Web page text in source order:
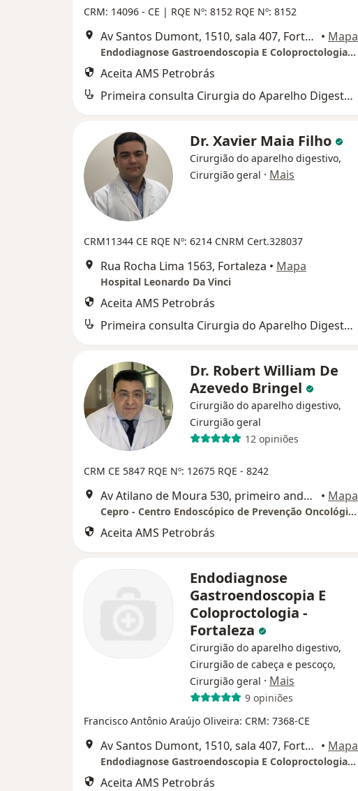
CRM: 14096 - CE | RQE Nº: 8152 RQE Nº: 8152
Av Santos Dumont, 1510, sala 407, Fortaleza • Mapa
Endodiagnose Gastroendoscopia E Coloproctologia - Fortaleza
Aceita AMS Petrobrás
Primeira consulta Cirurgia do Aparelho Digestivo
Dr. Xavier Maia Filho
Cirurgião do aparelho digestivo,
Cirurgião geral · Mais
CRM11344 CE RQE Nº: 6214 CNRM Cert.328037
Rua Rocha Lima 1563, Fortaleza • Mapa
Hospital Leonardo Da Vinci
Aceita AMS Petrobrás
Primeira consulta Cirurgia do Aparelho Digestivo
Dr. Robert William De
Azevedo Bringel
Cirurgião do aparelho digestivo,
Cirurgião geral
12 opiniões
CRM CE 5847 RQE Nº: 12675 RQE - 8242
Av Atilano de Moura 530, primeiro andar, Fortaleza • Mapa
Cepro - Centro Endoscópico de Prevenção Oncológica
Aceita AMS Petrobrás
Endodiagnose
Gastroendoscopia E
Coloproctologia -
Fortaleza
Cirurgião do aparelho digestivo,
Cirurgião de cabeça e pescoço,
Cirurgião geral · Mais
9 opiniões
Francisco Antônio Araújo Oliveira: CRM: 7368-CE
Av Santos Dumont, 1510, sala 407, Fortaleza • Mapa
Endodiagnose Gastroendoscopia E Coloproctologia - Fortaleza
Aceita AMS Petrobrás